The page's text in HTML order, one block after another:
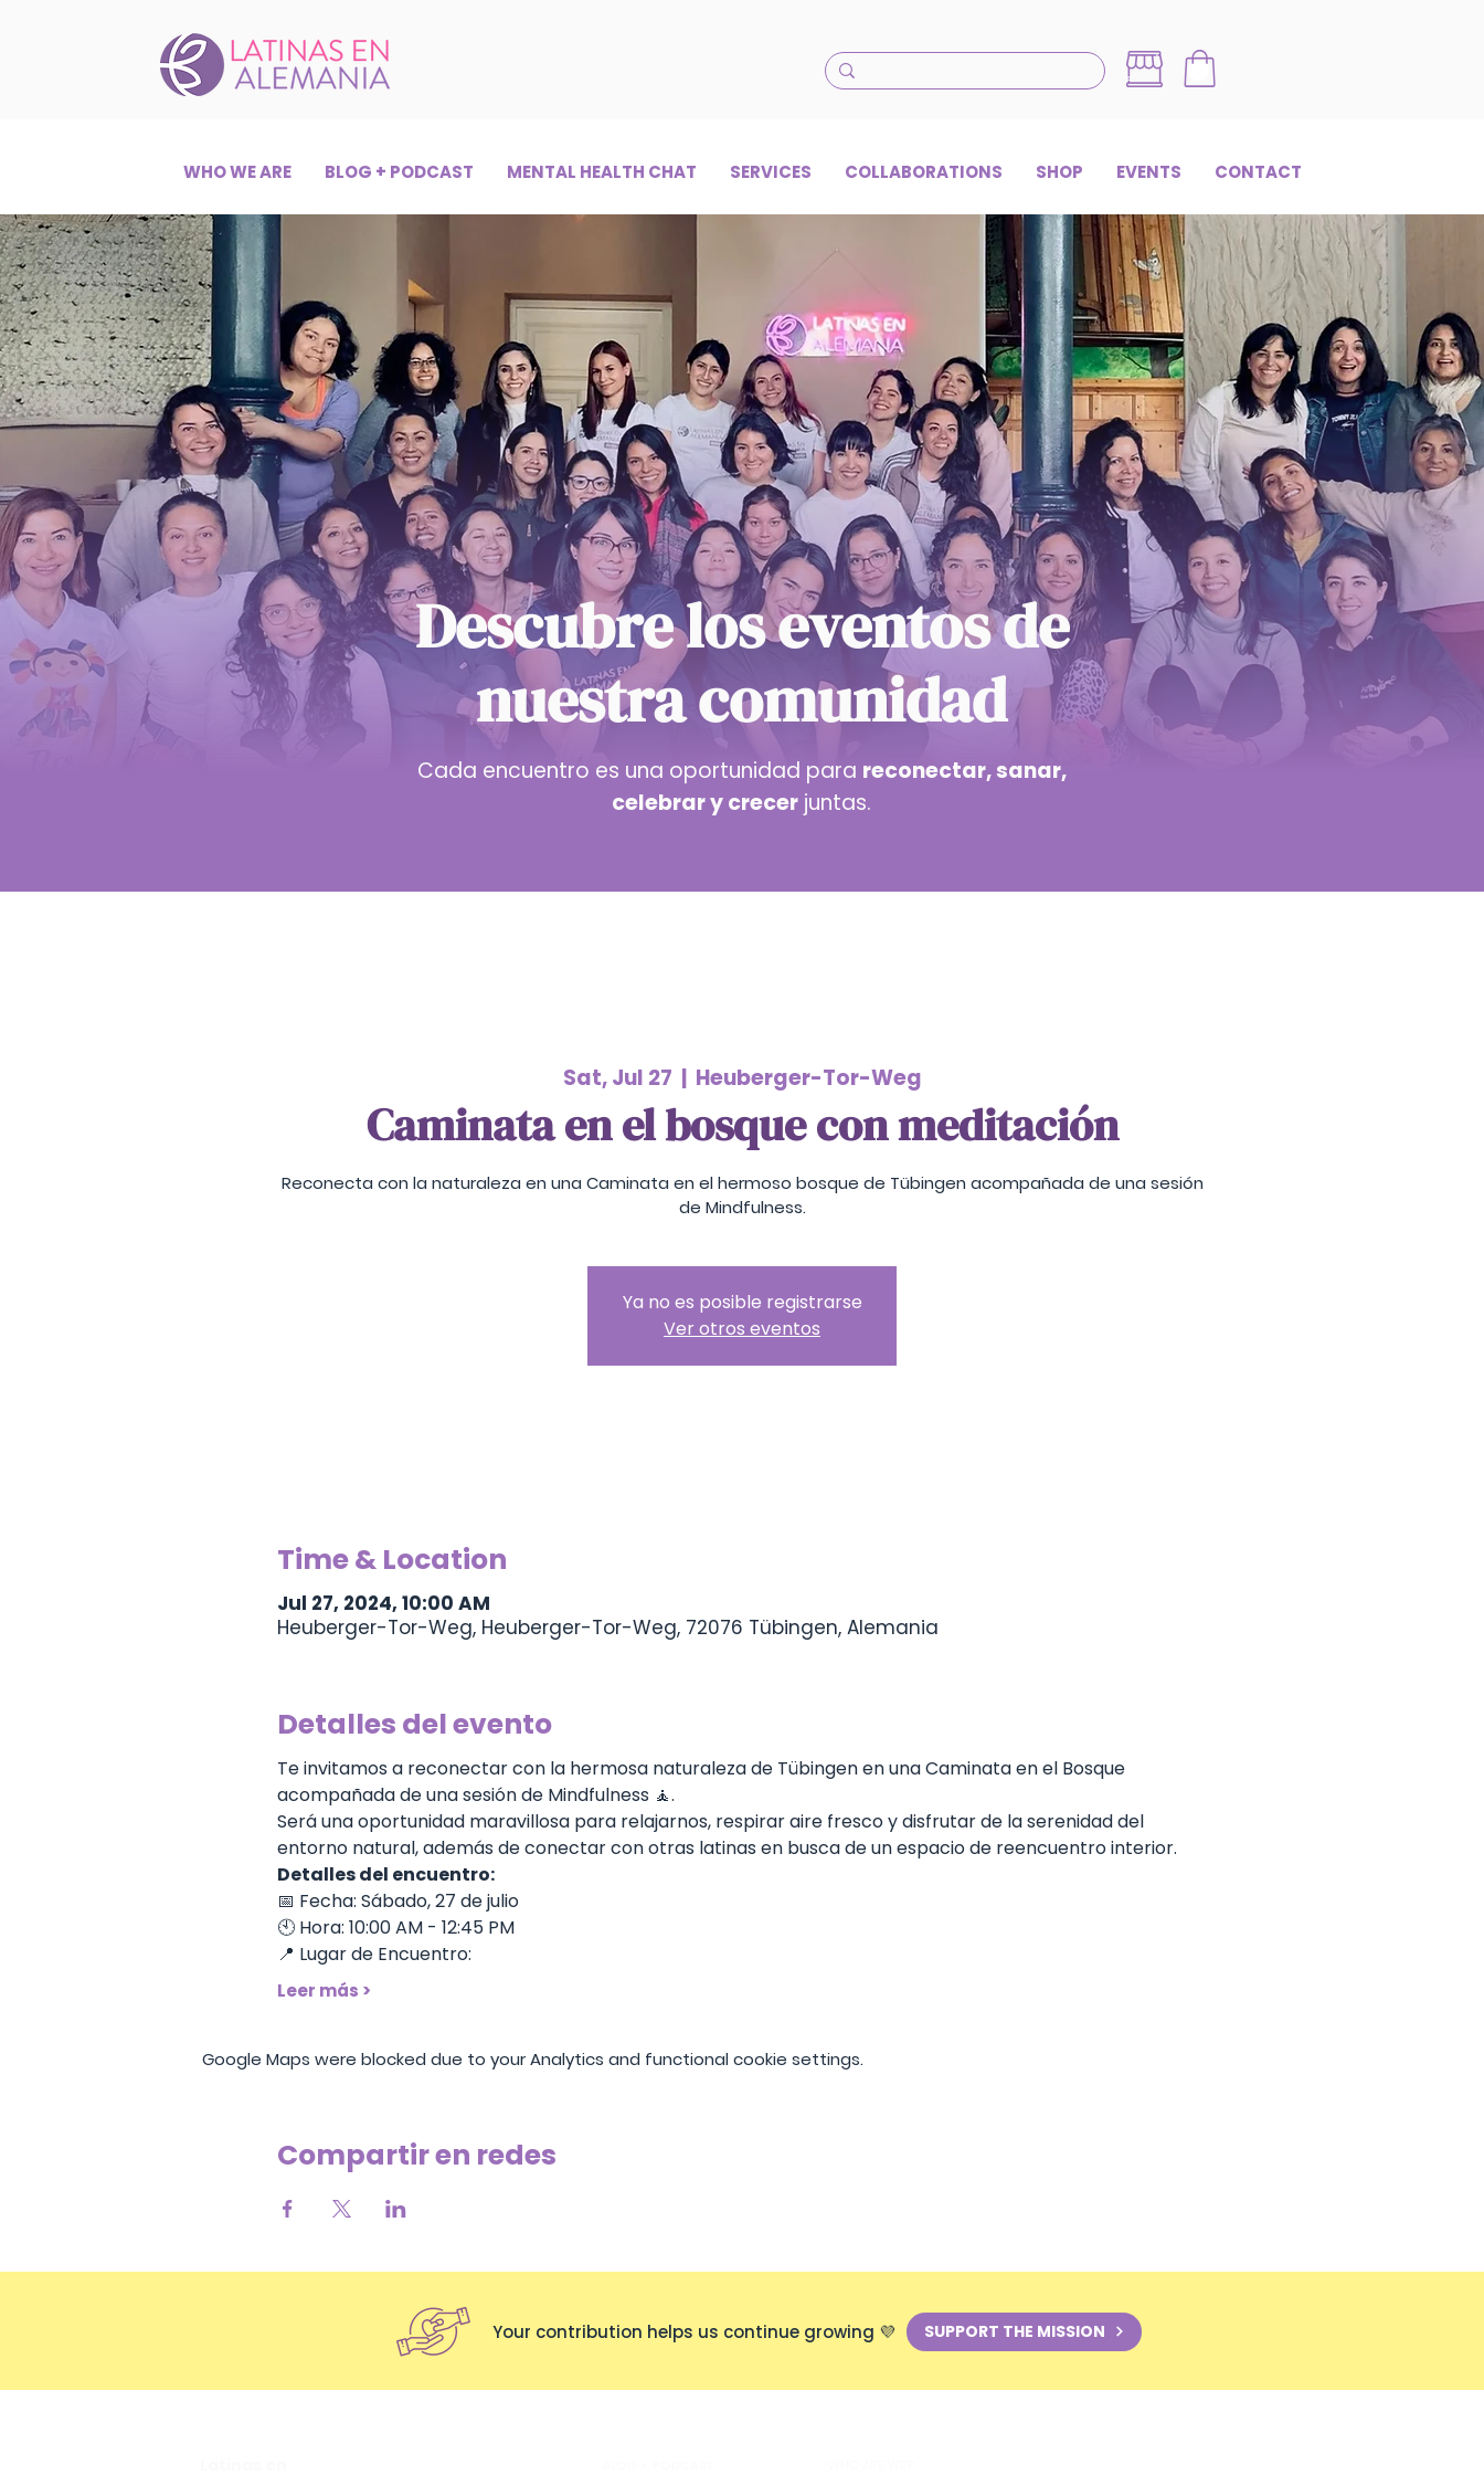
WHO WE ARE BLOG + PODCAST MENTAL HEALTH CHAT SERVICES COLLABORATIONS SHOP EVENTS CONTACT
Descubre los eventos de
nuestra comunidad
Cada encuentro es una oportunidad para reconectar, sanar,
celebrar y crecer juntas.
Sat, Jul 27
  |
Heuberger-Tor-Weg
Caminata en el bosque con meditación
Reconecta con la naturaleza en una Caminata en el hermoso bosque de Tübingen acompañada de una sesión
de Mindfulness.
Ya no es posible registrarse
Ver otros eventos
Time & Location
Jul 27, 2024, 10:00 AM
Heuberger-Tor-Weg, Heuberger-Tor-Weg, 72076 Tübingen, Alemania
Detalles del evento
Te invitamos a reconectar con la hermosa naturaleza de Tübingen en una Caminata en el Bosque
acompañada de una sesión de Mindfulness 🧘.
Será una oportunidad maravillosa para relajarnos, respirar aire fresco y disfrutar de la serenidad del
entorno natural, además de conectar con otras latinas en busca de un espacio de reencuentro interior.
Detalles del encuentro:
📅 Fecha: Sábado, 27 de julio
🕙 Hora: 10:00 AM - 12:45 PM
📍 Lugar de Encuentro:
Leer más >
Google Maps were blocked due to your Analytics and functional cookie settings.
Compartir en redes
Your contribution helps us continue growing 💜 SUPPORT THE MISSION